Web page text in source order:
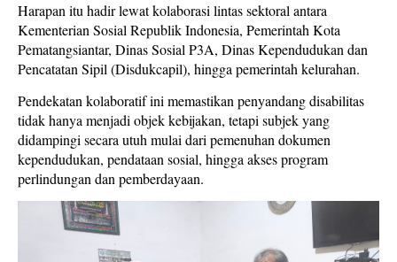
Harapan itu hadir lewat kolaborasi lintas sektoral antara
Kementerian Sosial Republik Indonesia, Pemerintah Kota
Pematangsiantar, Dinas Sosial P3A, Dinas Kependudukan dan
Pencatatan Sipil (Disdukcapil), hingga pemerintah kelurahan.
Pendekatan kolaboratif ini memastikan penyandang disabilitas
tidak hanya menjadi objek kebijakan, tetapi subjek yang
didampingi secara utuh mulai dari pemenuhan dokumen
kependudukan, pendataan sosial, hingga akses program
perlindungan dan pemberdayaan.